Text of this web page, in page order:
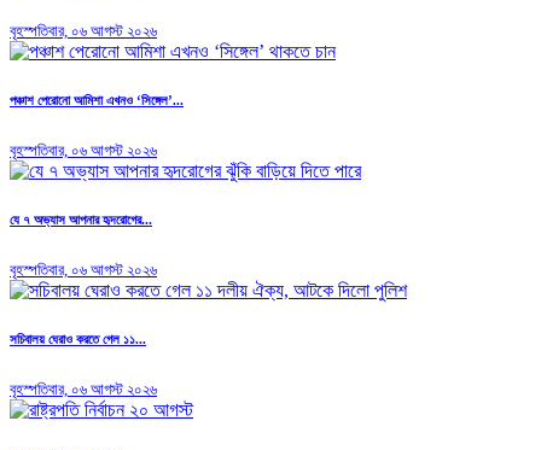
বৃহস্পতিবার, ০৬ আগস্ট ২০২৬
পঞ্চাশ পেরোনো আমিশা এখনও ‘সিঙ্গেল’...
বৃহস্পতিবার, ০৬ আগস্ট ২০২৬
যে ৭ অভ্যাস আপনার হৃদরোগের...
বৃহস্পতিবার, ০৬ আগস্ট ২০২৬
সচিবালয় ঘেরাও করতে গেল ১১...
বৃহস্পতিবার, ০৬ আগস্ট ২০২৬